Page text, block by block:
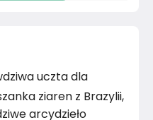
Caveres
uczta dla
ziaren z Brazylii,
arcydzieło